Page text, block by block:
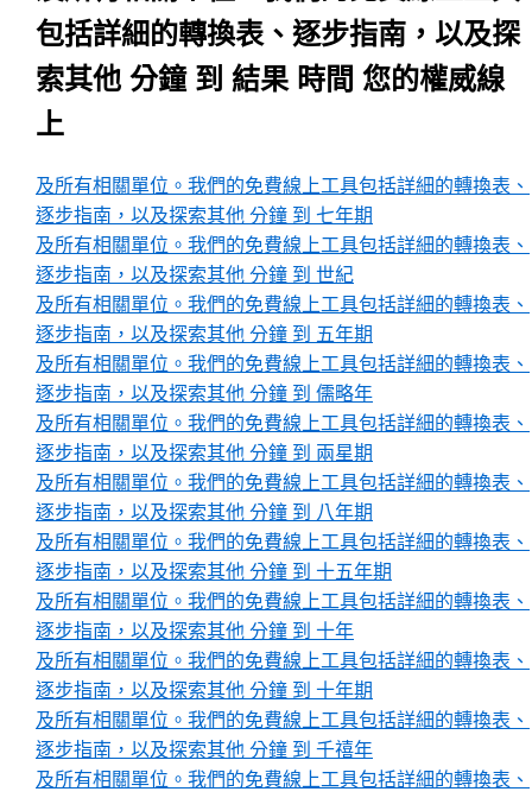
包括詳細的轉換表、逐步指南，以及探
索其他 分鐘 到 結果 時間 您的權威線
上
及所有相關單位。我們的免費線上工具包括詳細的轉換表、
逐步指南，以及探索其他 分鐘 到 七年期
及所有相關單位。我們的免費線上工具包括詳細的轉換表、
逐步指南，以及探索其他 分鐘 到 世紀
及所有相關單位。我們的免費線上工具包括詳細的轉換表、
逐步指南，以及探索其他 分鐘 到 五年期
及所有相關單位。我們的免費線上工具包括詳細的轉換表、
逐步指南，以及探索其他 分鐘 到 儒略年
及所有相關單位。我們的免費線上工具包括詳細的轉換表、
逐步指南，以及探索其他 分鐘 到 兩星期
及所有相關單位。我們的免費線上工具包括詳細的轉換表、
逐步指南，以及探索其他 分鐘 到 八年期
及所有相關單位。我們的免費線上工具包括詳細的轉換表、
逐步指南，以及探索其他 分鐘 到 十五年期
及所有相關單位。我們的免費線上工具包括詳細的轉換表、
逐步指南，以及探索其他 分鐘 到 十年
及所有相關單位。我們的免費線上工具包括詳細的轉換表、
逐步指南，以及探索其他 分鐘 到 十年期
及所有相關單位。我們的免費線上工具包括詳細的轉換表、
逐步指南，以及探索其他 分鐘 到 千禧年
及所有相關單位。我們的免費線上工具包括詳細的轉換表、